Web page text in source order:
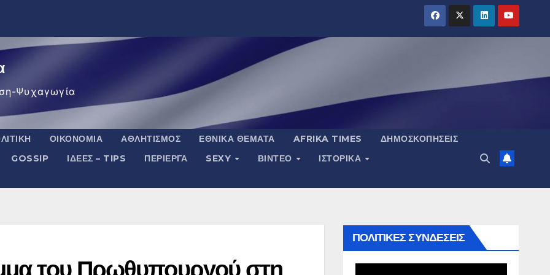
Ψυχαγωγία
ΟΙΚΟΝΟΜΊΑ ΑΘΛΗΤΙΣΜΌΣ ΕΘΝΙΚΆ ΘΈΜΑΤΑ AFRIKA TIMES
ΔΗΜΟΣΚΟΠΉΣΕΙΣ
GOSSIP ΙΔΈΕΣ – TIPS ΠΕΡΊΕΡΓΑ SEXY ΒΙΝΤΕΟ
ΙΣΤΟΡΙΚΆ
του Πρωθυπουργού στη
ΠΟΛΙΤΙΚΕΣ ΣΥΝΔΕΣΕΙΣ